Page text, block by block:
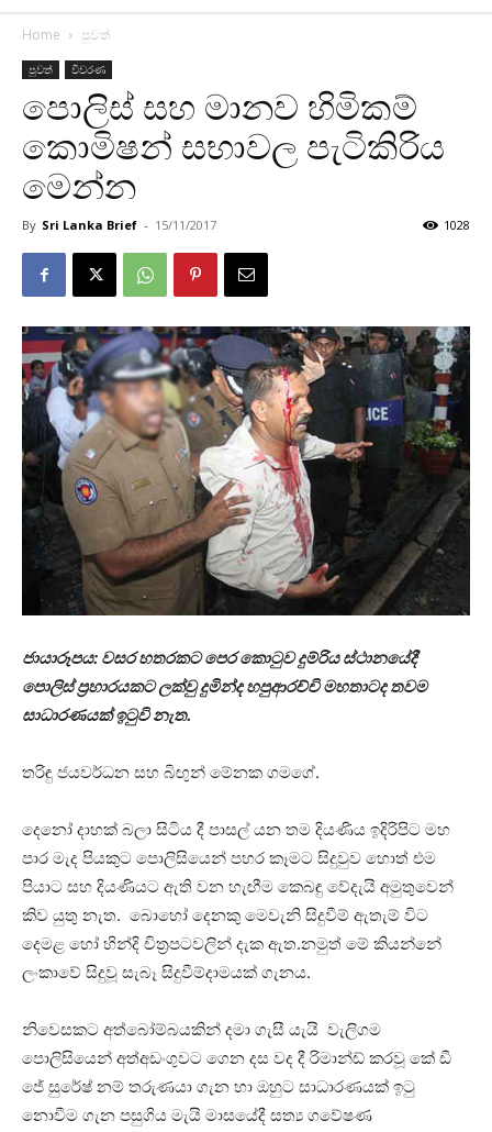
Home පුවත්
පුවත් විවරණ
පොලිස් සහ මානව හිමිකම්
කොමිෂන් සභාවල පැටිකිරිය
මෙන්න
By Sri Lanka Brief - 15/11/2017 1028
ජායාරූපය: වසර හතරකට පෙර කොටුව දුම්රිය ස්ථානයේදී
පොලිස් ප‍්‍රහාරයකට ලක්වු දුමින්ද හපුආරච්චි මහතාටද තවම
සාධාරණයක් ඉටුවි නැත.
තරිඳු ජයවර්ධන සහ බිඟුන් මේනක ගමගේ.
දෙනෝ දාහක් බලා සිටිය දී පාසල් යන තම දියණිය ඉදිරිපිට මහ
පාර මැද පියකුට පොලිසියෙන් පහර කෑමට සිදුවුව හොත් එම
පියාට සහ දියණියට ඇති වන හැඟීම කෙබඳු වේදැයි අමුතුවෙන්
කිව යුතු නැත. බොහෝ දෙනකු මෙවැනි සිදුවීම් ඇතැම් විට
දෙමළ හෝ හින්දි චිත්‍රපටවලින් දැක ඇත.නමුත් මේ කියන්නේ
ලංකාවේ සිදුවූ සැබෑ සිදුවීම්දාමයක් ගැනය.
නිවෙසකට අත්බෝම්බයකින් දමා ගැසී යැයි වැලිගම
පොලිසියෙන් අත්අඩංගුවට ගෙන දස වද දී රිමාන්ඩ් කරවූ කේ ඩී
ජේ සුරේෂ් නම් තරුණයා ගැන හා ඔහුට සාධාරණයක් ඉටු
නොවීම ගැන පසුගිය මැයි මාසයේදී සත්‍ය ගවේෂණ